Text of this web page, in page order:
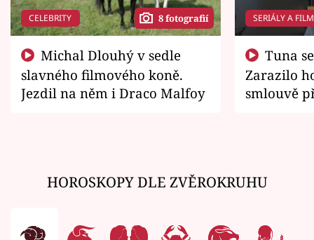
CELEBRITY 8 fotografií
slavného filmového koně.
Jezdil na něm i Draco Malfoy
SERIÁLY A
Zarazilo
smlouvě
HOROSKOPY DLE ZVĚROKRUHU